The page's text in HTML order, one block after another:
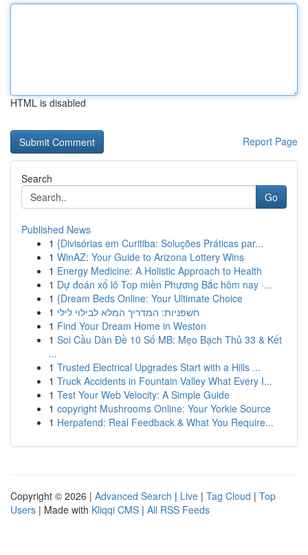
HTML is disabled
Report Page
Search
Go
Published News
1 {Divisórias em Curitiba: Soluções Práticas par...
1 WinAZ: Your Guide to Arizona Lottery Wins
1 Energy Medicine: A Holistic Approach to Health
1 Dự đoán xổ lô Top miền Phương Bắc hôm nay ·...
1 {Dream Beds Online: Your Ultimate Choice
1 חשפניות: המדריך המלא לבילוי לילי
1 Find Your Dream Home in Weston
1 Soi Cầu Dàn Đề 10 Số MB: Mẹo Bạch Thủ 33 & Kết
...
1 Trusted Electrical Upgrades Start with a Hills ...
1 Truck Accidents in Fountain Valley What Every I...
1 Test Your Web Velocity: A Simple Guide
1 copyright Mushrooms Online: Your Yorkie Source
1 Herpafend: Real Feedback & What You Require...
Copyright © 2026 | Advanced Search | Live | Tag Cloud | Top
Users | Made with Kliqqi CMS | All RSS Feeds